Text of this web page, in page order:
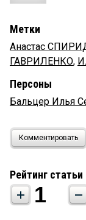
Метки
Анастас
ГАВРИЛЕНКО,
Персоны
Бальцер Илья
Комментировать
Рейтинг статьи
1